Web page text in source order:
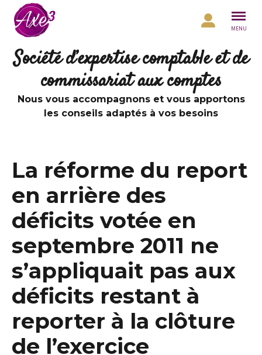
Aller au contenu
MENU
Société d’expertise comptable et de
commissariat aux comptes
Nous vous accompagnons et vous apportons
les conseils adaptés à vos besoins
La réforme du report
en arrière des
déficits votée en
septembre 2011 ne
s’appliquait pas aux
déficits restant à
reporter à la clôture
de l’exercice